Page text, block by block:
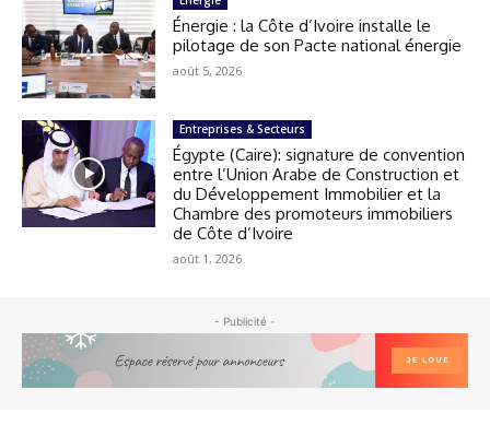
Énergie : la Côte d’Ivoire installe le
pilotage de son Pacte national énergie
août 5, 2026
Entreprises & Secteurs
Égypte (Caire): signature de convention
entre l’Union Arabe de Construction et
du Développement Immobilier et la
Chambre des promoteurs immobiliers
de Côte d’Ivoire
août 1, 2026
- Publicité -